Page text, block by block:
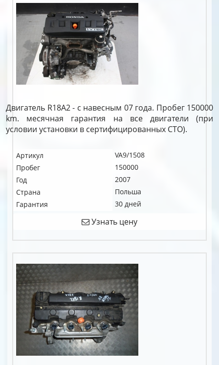
Двигатель R18A2 - с навесным 07 года. Пробег 150000
km. месячная гарантия на все двигатели (при
условии установки в сертифицированных СТО).
Артикул
VA9/1508
Пробег
150000
Год
2007
Страна
Польша
Гарантия
30 дней
Узнать цену